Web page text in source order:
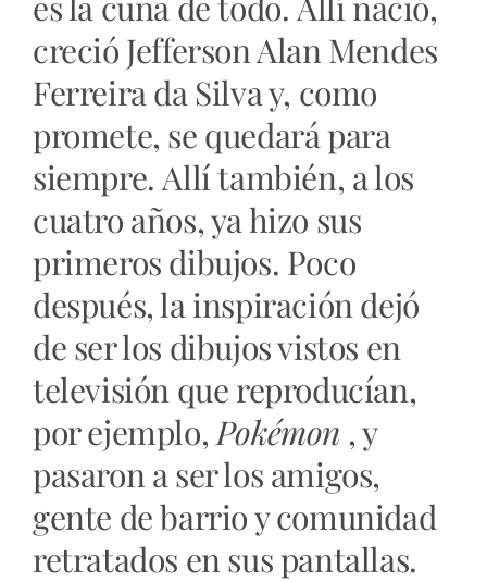
creció Jefferson Alan Mendes
Ferreira da Silva y, como
promete, se quedará para
siempre. Allí también, a los
cuatro años, ya hizo sus
primeros dibujos. Poco
después, la inspiración dejó
de ser los dibujos vistos en
televisión que reproducían,
por ejemplo, Pokémon , y
pasaron a ser los amigos,
gente de barrio y comunidad
retratados en sus pantallas.